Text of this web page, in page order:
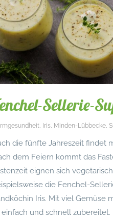
Sellerie-
, Iris, Minden-Lübbecke,
die fünfte Jahreszeit findet
dem Feiern kommt das
eignen sich
die Fenchel-
Iris. Mit viel Gemüse
einfach und schnell zubereitet.